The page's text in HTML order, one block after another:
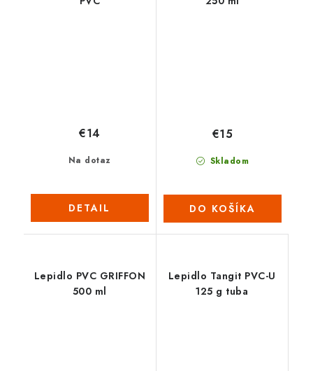
Na dotaz
€14
DETAIL
Skladom
€15
DO KOŠÍKA
Lepidlo PVC GRIFFON
500 ml
Lepidlo Tangit PVC-U
125 g tuba